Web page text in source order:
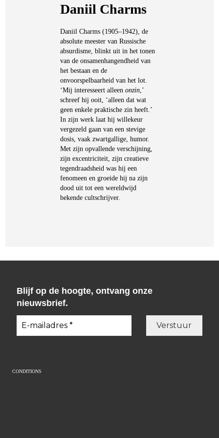
Daniil Charms
Daniil Charms (1905–1942), de
absolute meester van Russische
absurdisme, blinkt uit in het tonen
van de onsamenhangendheid van
het bestaan en de
onvoorspelbaarheid van het lot.
‘Mij interesseert alleenonzin,’
schreef hij ooit, ‘alleen dat wat
geen enkele praktische zin heeft.’
In zijn werk laat hij willekeur
vergezeld gaan van een stevige
dosis, vaak zwartgallige, humor.
Met zijn opvallende verschijning,
zijn excentriciteit, zijn creatieve
tegendraadsheid was hij een
fenomeen en groeide hij na zijn
dood uit tot een wereldwijd
bekende cultschrijver.
Blijf op de hoogte, ontvang onze
nieuwsbrief.
CONDITIONS